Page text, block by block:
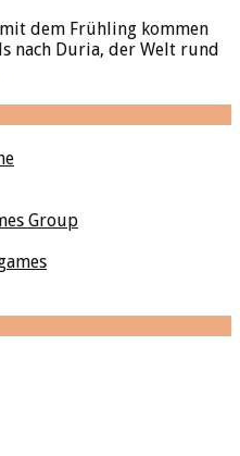
dem Frühling kommen
nach Duria, der Welt rund
Group